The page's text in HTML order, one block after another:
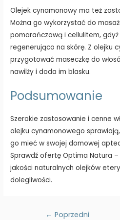
Olejek cynamonowy ma też
Można go wykorzystać do
pomarańczową i cellulitem, gdyż
regenerująco na skórę. Z olejku
przygotować maseczkę do
nawilży i doda im blasku.
Podsumowanie
Szerokie zastosowanie i cenne
olejku cynamonowego
go mieć w swojej domowej
Sprawdź ofertę Optima Natura
jakości naturalnych olejków
dolegliwości.
Nawigacja
← Poprzedni